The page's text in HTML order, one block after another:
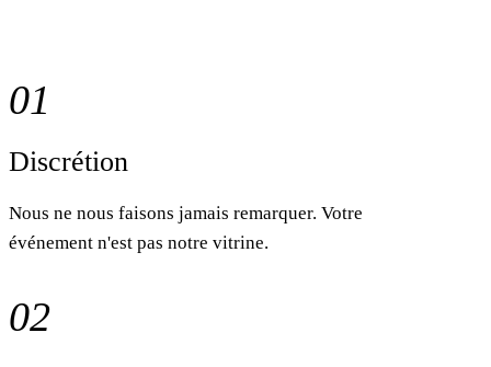
01
Discrétion
Nous ne nous faisons jamais remarquer. Votre
événement n'est pas notre vitrine.
02